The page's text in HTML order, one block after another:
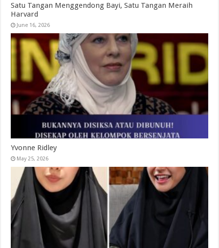
Satu Tangan Menggendong Bayi, Satu Tangan Meraih
Harvard
June 16, 2026
Yvonne Ridley
May 25, 2026